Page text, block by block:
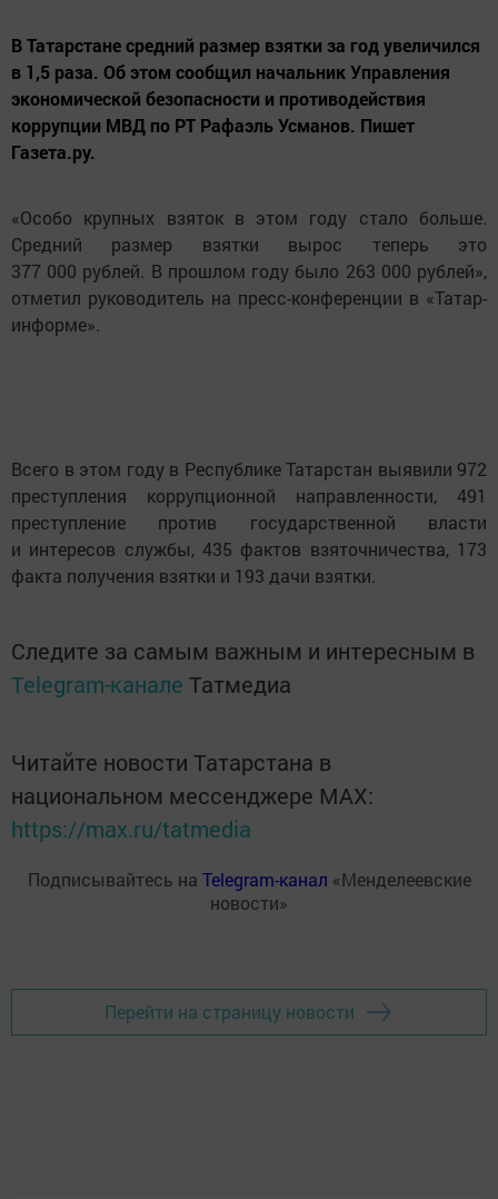
В Татарстане средний размер взятки за год увеличился
в 1,5 раза. Об этом сообщил начальник Управления
экономической безопасности и противодействия
коррупции МВД по РТ Рафаэль Усманов. Пишет
Газета.ру.
«Особо крупных взяток в этом году стало больше.
Средний размер взятки вырос теперь это
377 000 рублей. В прошлом году было 263 000 рублей»,
отметил руководитель на пресс-конференции в «Татар-
информе».
Всего в этом году в Республике Татарстан выявили 972
преступления коррупционной направленности, 491
преступление против государственной власти
и интересов службы, 435 фактов взяточничества, 173
факта получения взятки и 193 дачи взятки.
Следите за самым важным и интересным в
Telegram-канале Татмедиа
Читайте новости Татарстана в
национальном мессенджере MАХ:
https://max.ru/tatmedia
Подписывайтесь на Telegram-канал «Менделеевские
новости»
Перейти на страницу новости